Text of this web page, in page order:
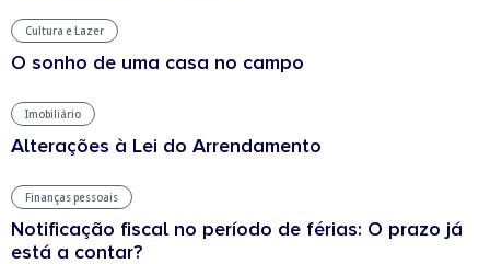
Cultura e Lazer
O sonho de uma casa no campo
Imobiliário
Alterações à Lei do Arrendamento
Finanças pessoais
Notificação fiscal no período de férias: O prazo já
está a contar?